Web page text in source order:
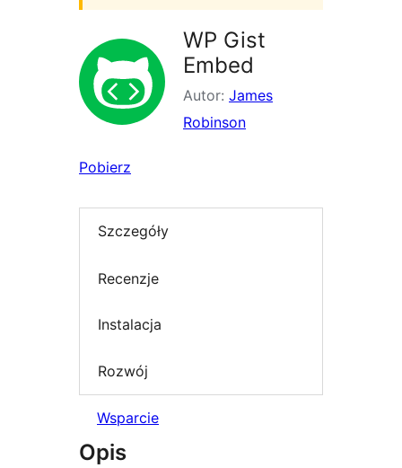
WP Gist
Embed
Autor: James
Robinson
Pobierz
Szczegóły
Recenzje
Instalacja
Rozwój
Wsparcie
Opis